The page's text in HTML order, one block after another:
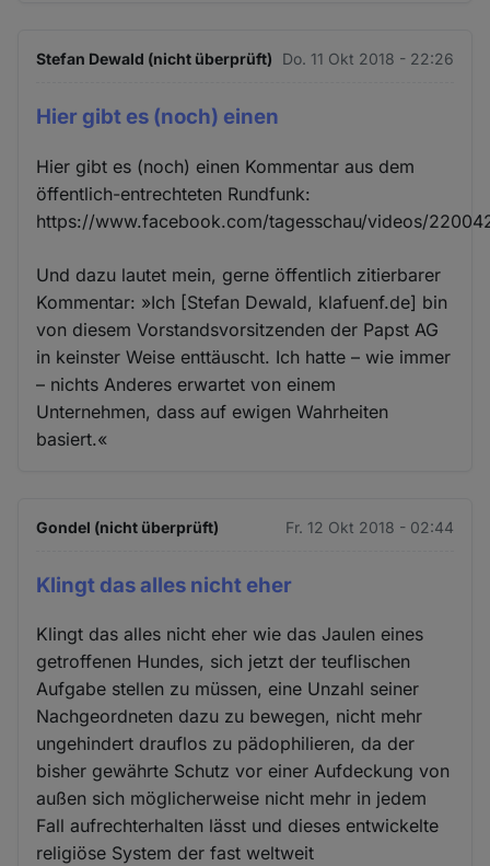
Stefan Dewald (nicht überprüft) Do. 11 Okt 2018 - 22:26
Hier gibt es (noch) einen
Hier gibt es (noch) einen Kommentar aus dem
öffentlich-entrechteten Rundfunk:
https://www.facebook.com/tagesschau/videos/
Und dazu lautet mein, gerne öffentlich zitierbarer
Kommentar: »Ich [Stefan Dewald, klafuenf.de] bin
von diesem Vorstandsvorsitzenden der Papst AG
in keinster Weise enttäuscht. Ich hatte – wie immer
– nichts Anderes erwartet von einem
Unternehmen, dass auf ewigen Wahrheiten
basiert.«
Gondel (nicht überprüft) Fr. 12 Okt 2018 - 02:44
Klingt das alles nicht eher
Klingt das alles nicht eher wie das Jaulen eines
getroffenen Hundes, sich jetzt der teuflischen
Aufgabe stellen zu müssen, eine Unzahl seiner
Nachgeordneten dazu zu bewegen, nicht mehr
ungehindert drauflos zu pädophilieren, da der
bisher gewährte Schutz vor einer Aufdeckung von
außen sich möglicherweise nicht mehr in jedem
Fall aufrechterhalten lässt und dieses entwickelte
religiöse System der fast weltweit
Cookies